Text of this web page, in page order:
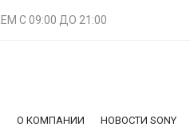
С 09:00 ДО 21:00
О КОМПАНИИ НОВОСТИ SONY